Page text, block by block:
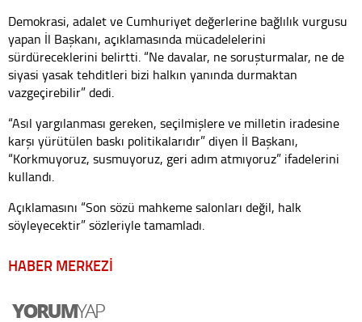
Demokrasi, adalet ve Cumhuriyet değerlerine bağlılık vurgusu
yapan İl Başkanı, açıklamasında mücadelelerini
sürdüreceklerini belirtti. “Ne davalar, ne soruşturmalar, ne de
siyasi yasak tehditleri bizi halkın yanında durmaktan
vazgeçirebilir” dedi.
“Asıl yargılanması gereken, seçilmişlere ve milletin iradesine
karşı yürütülen baskı politikalarıdır” diyen İl Başkanı,
“Korkmuyoruz, susmuyoruz, geri adım atmıyoruz” ifadelerini
kullandı.
Açıklamasını “Son sözü mahkeme salonları değil, halk
söyleyecektir” sözleriyle tamamladı.
HABER MERKEZİ